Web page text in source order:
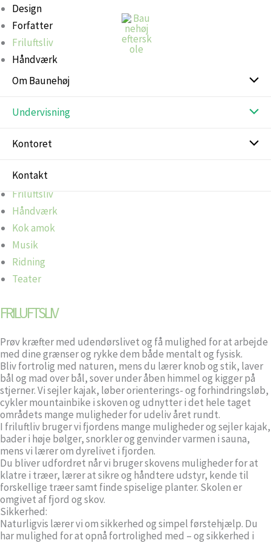
Gå
til
indholdet
Om Baunehøj
Undervisning
Kontoret
Kontakt
Design
Forfatter
Friluftsliv
Håndværk
Kok amok
Ridning
Forfatter
Friluftsliv
Håndværk
Kok amok
Musik
Ridning
Teater
FRILUFTSLIV
Prøv kræfter med udendørslivet og få mulighed for at arbejde
med dine grænser og rykke dem både mentalt og fysisk.
Bliv fortrolig med naturen, mens du lærer knob og stik, laver
bål og mad over bål, sover under åben himmel og kigger på
stjerner. Vi sejler kajak, løber orienterings- og forhindringsløb,
cykler mountainbike i skoven og udnytter i det hele taget
områdets mange muligheder for udeliv året rundt.
I friluftliv bruger vi fjordens mange muligheder og sejler kajak,
bader i høje bølger, snorkler og genvinder varmen i sauna,
mens vi lærer om dyrelivet i fjorden.
Du bliver udfordret når vi bruger skovens muligheder for at
klatre i træer, lærer at sikre og håndtere udstyr, kende til
forskellige træer samt finde spiselige planter. Skolen er
omgivet af fjord og skov.
Sikkerhed:
Naturligvis lærer vi om sikkerhed og simpel førstehjælp. Du
har mulighed for at opnå fortrolighed med – og sikkerhed i